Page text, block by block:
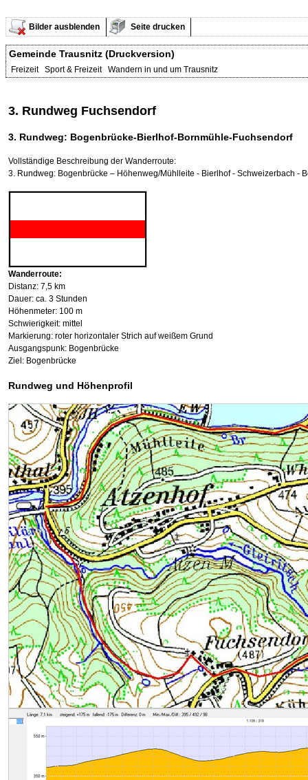
Bilder ausblenden Seite drucken
Gemeinde Trausnitz (Druckversion)
Freizeit Sport & Freizeit Wandern in und um Trausnitz
3. Rundweg Fuchsendorf
3. Rundweg: Bogenbrücke-Bierlhof-Bornmühle-Fuchsendorf
Vollständige Beschreibung der Wanderroute:
3. Rundweg: Bogenbrücke – Höhenweg/Mühlleite - Bierlhof - Schweizerbach -
Wanderroute:
Distanz: 7,5 km
Dauer: ca. 3 Stunden
Höhenmeter: 100 m
Schwierigkeit: mittel
Markierung: roter horizontaler Strich auf weißem Grund
Ausgangspunk: Bogenbrücke
Ziel: Bogenbrücke
Rundweg und Höhenprofil